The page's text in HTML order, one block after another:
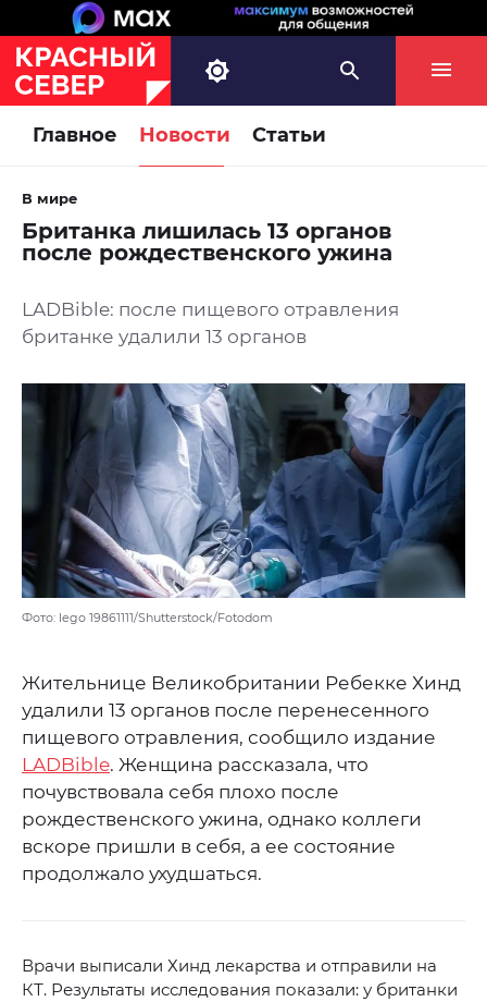
Главное Новости Статьи
В мире
Британка лишилась 13 органов
после рождественского ужина
LADBible: после пищевого отравления
британке удалили 13 органов
Фото: lego 19861111/Shutterstock/Fotodom
Жительнице Великобритании Ребекке Хинд
удалили 13 органов после перенесенного
пищевого отравления, сообщило издание
LADBible. Женщина рассказала, что
почувствовала себя плохо после
рождественского ужина, однако коллеги
вскоре пришли в себя, а ее состояние
продолжало ухудшаться.
Врачи выписали Хинд лекарства и отправили на
КТ. Результаты исследования показали: у британки